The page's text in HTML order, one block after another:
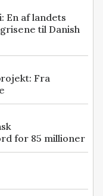
En af landets
til Danish
Fra
for 85 millioner